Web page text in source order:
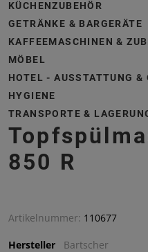
KÜCHENZUBEHÖR
GETRÄNKE & BARGERÄTE
KAFFEEMASCHINEN &
MÖBEL
HOTEL - AUSSTATTUNG &
HYGIENE
TRANSPORTE &
850 R
Artikelnummer: 110677
Hersteller
Bartscher